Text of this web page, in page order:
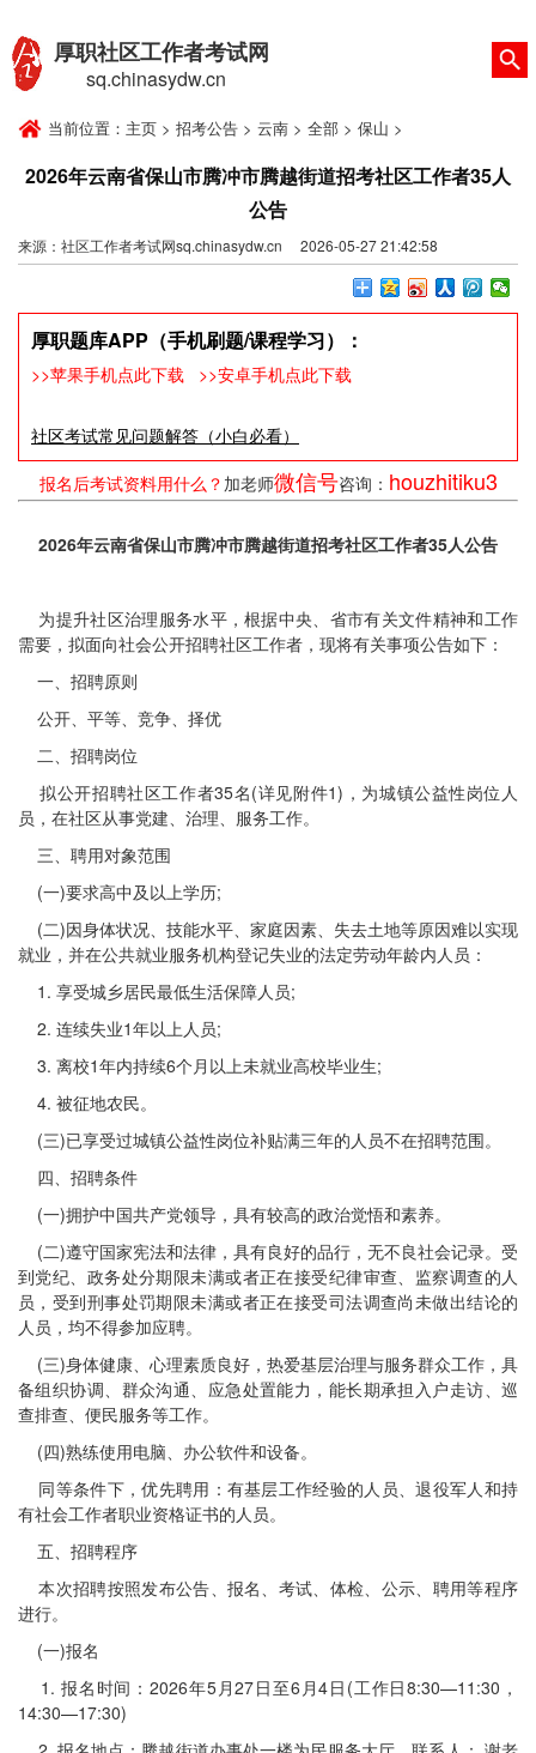
厚职社区工作者考试网
sq.chinasydw.cn
当前位置： 主页 > 招考公告 > 云南 > 全部 > 保山 >
2026年云南省保山市腾冲市腾越街道招考社区工作者35人
公告
来源：社区工作者考试网sq.chinasydw.cn 2026-05-27 21:42:58
厚职题库APP（手机刷题/课程学习）：
>>苹果手机点此下载 >>安卓手机点此下载
社区考试常见问题解答（小白必看）
报名后考试资料用什么？ 加老师微信号咨询： houzhitiku3
2026年云南省保山市腾冲市腾越街道招考社区工作者35人公告
为提升社区治理服务水平，根据中央、省市有关文件精神和工作
需要，拟面向社会公开招聘社区工作者，现将有关事项公告如下：
一、招聘原则
公开、平等、竞争、择优
二、招聘岗位
拟公开招聘社区工作者35名(详见附件1)，为城镇公益性岗位人
员，在社区从事党建、治理、服务工作。
三、聘用对象范围
(一)要求高中及以上学历;
(二)因身体状况、技能水平、家庭因素、失去土地等原因难以实现
就业，并在公共就业服务机构登记失业的法定劳动年龄内人员：
1. 享受城乡居民最低生活保障人员;
2. 连续失业1年以上人员;
3. 离校1年内持续6个月以上未就业高校毕业生;
4. 被征地农民。
(三)已享受过城镇公益性岗位补贴满三年的人员不在招聘范围。
四、招聘条件
(一)拥护中国共产党领导，具有较高的政治觉悟和素养。
(二)遵守国家宪法和法律，具有良好的品行，无不良社会记录。受
到党纪、政务处分期限未满或者正在接受纪律审查、监察调查的人
员，受到刑事处罚期限未满或者正在接受司法调查尚未做出结论的
人员，均不得参加应聘。
(三)身体健康、心理素质良好，热爱基层治理与服务群众工作，具
备组织协调、群众沟通、应急处置能力，能长期承担入户走访、巡
查排查、便民服务等工作。
(四)熟练使用电脑、办公软件和设备。
同等条件下，优先聘用：有基层工作经验的人员、退役军人和持
有社会工作者职业资格证书的人员。
五、招聘程序
本次招聘按照发布公告、报名、考试、体检、公示、聘用等程序
进行。
(一)报名
1. 报名时间：2026年5月27日至6月4日(工作日8:30—11:30，
14:30—17:30)